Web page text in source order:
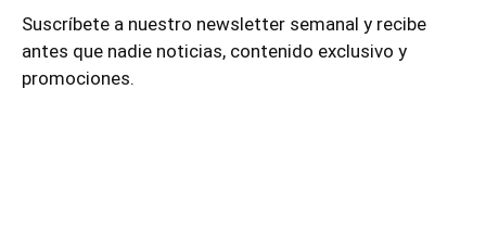
Suscríbete a nuestro newsletter semanal y recibe
antes que nadie noticias, contenido exclusivo y
promociones.